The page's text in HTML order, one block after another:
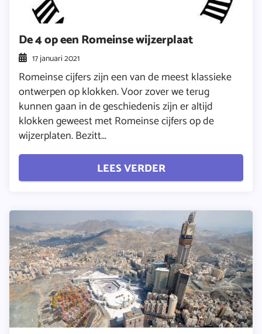
De 4 op een Romeinse wijzerplaat
17 januari 2021
Romeinse cijfers zijn een van de meest klassieke
ontwerpen op klokken. Voor zover we terug
kunnen gaan in de geschiedenis zijn er altijd
klokken geweest met Romeinse cijfers op de
wijzerplaten. Bezitt...
LEES VERDER